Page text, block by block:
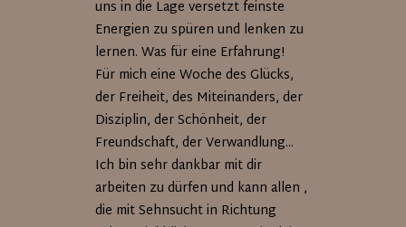
uns in die Lage versetzt feinste
Energien zu spüren und lenken zu
lernen. Was für eine Erfahrung!
Für mich eine Woche des Glücks,
der Freiheit, des Miteinanders, der
Disziplin, der Schönheit, der
Freundschaft, der Verwandlung...
Ich bin sehr dankbar mit dir
arbeiten zu dürfen und kann allen ,
die mit Sehnsucht in Richtung